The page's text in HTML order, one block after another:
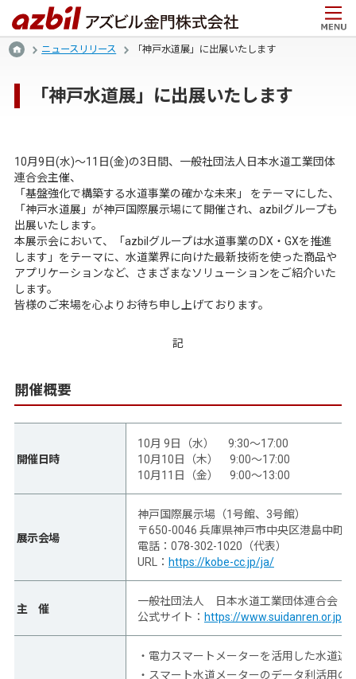
ニュースリリース 「神戸水道展」に出展いたします
「神戸水道展」に出展いたします
10月9日(水)～11日(金)の3日間、一般社団法人日本水道工業団体
連合会主催、
「基盤強化で構築する水道事業の確かな未来」 をテーマにした、
「神戸水道展」が神戸国際展示場にて開催され、azbilグループも
出展いたします。
本展示会において、「azbilグループは水道事業のDX・GXを推進
します」をテーマに、水道業界に向けた最新技術を使った商品や
アプリケーションなど、さまざまなソリューションをご紹介いた
します。
皆様のご来場を心よりお待ち申し上げております。
記
開催概要
開催日時
10月 9日（水） 9:30～17:00
10月10日（木） 9:00～17:00
10月11日（金） 9:00～13:00
展示会場
神戸国際展示場（1号館、3号館）
〒650-0046 兵庫県神戸市中央区港島中町
電話：078-302-1020（代表）
URL： https://kobe-cc.jp/ja/
主 催
一般社団法人 日本水道工業団体連合会
公式サイト： https://www.suidanren.or.jp/
・電力スマートメーターを活用した水道
・スマート水道メーターのデータ利活用の